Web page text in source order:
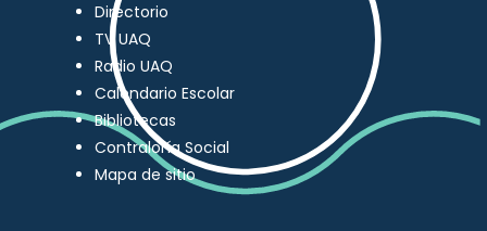
Directorio
TV UAQ
Radio UAQ
Calendario Escolar
Bibliotecas
Contraloría Social
Mapa de sitio